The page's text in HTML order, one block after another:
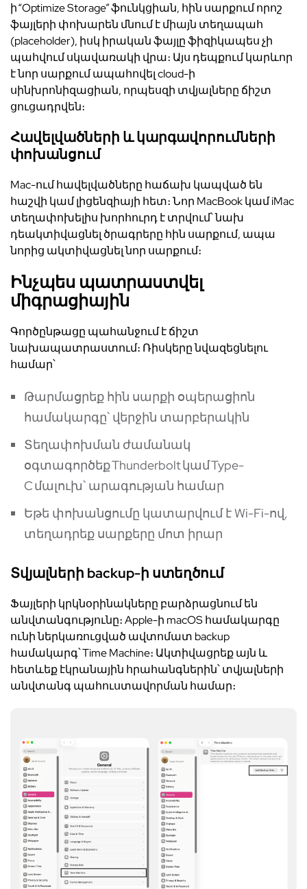
ի “Optimize Storage” ֆունկցիան, հին սարքում որոշ
ֆայլերի փոխարեն մնում է միայն տեղապահ
(placeholder), իսկ իրական ֆայլը ֆիզիկապես չի
պահվում սկավառակի վրա։ Այս դեպքում կարևոր
է նոր սարքում ապահովել cloud-ի
սինխրոնիզացիան, որպեսզի տվյալները ճիշտ
ցուցադրվեն։
Հավելվածների և կարգավորումների
փոխանցում
Mac-ում հավելվածները հաճախ կապված են
հաշվի կամ լիցենզիայի հետ։ Նոր MacBook կամ iMac
տեղափոխելիս խորհուրդ է տրվում՝ նախ
դեակտիվացնել ծրագրերը հին սարքում, ապա
նորից ակտիվացնել նոր սարքում։
Ինչպես պատրաստվել
միգրացիային
Գործընթացը պահանջում է ճիշտ
նախապատրաստում։ Ռիսկերը նվազեցնելու
համար՝
Թարմացրեք հին սարքի օպերացիոն
համակարգը՝ վերջին տարբերակին
Տեղափոխման ժամանակ
օգտագործեք Thunderbolt կամ Type-
C մալուխ՝ արագության համար
Եթե փոխանցումը կատարվում է Wi-Fi-ով,
տեղադրեք սարքերը մոտ իրար
Տվյալների backup-ի ստեղծում
Ֆայլերի կրկնօրինակները բարձրացնում են
անվտանգությունը։ Apple-ի macOS համակարգը
ունի ներկառուցված ավտոմատ backup
համակարգ՝ Time Machine։ Ակտիվացրեք այն և
հետևեք էկրանային հրահանգներին՝ տվյալների
անվտանգ պահուստավորման համար։